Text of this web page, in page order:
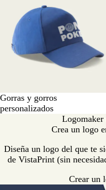
Gorras y gorros
personalizados
Crea un logo
Diseña un logo del que te
de VistaPrint (sin
Crear un